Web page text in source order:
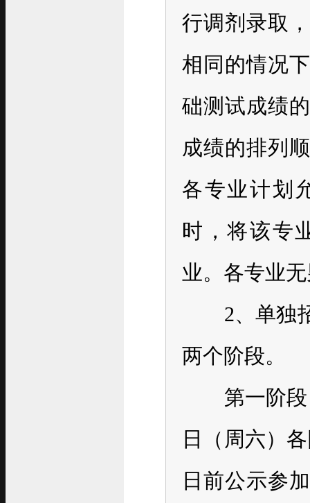
行调剂录取
相同的情况
础测试成绩
成绩的排列
各专业计划
时，将该专
业。各专业
2、单独招
两个阶段。
第一阶段：
日（周六）
日前公示参